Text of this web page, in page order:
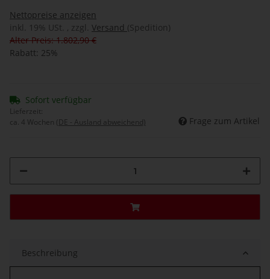
Nettopreise anzeigen
inkl. 19% USt. , zzgl. Versand (Spedition)
Alter Preis: 1.802,90 €
Rabatt: 25%
Sofort verfügbar
Lieferzeit:
ca. 4 Wochen (DE - Ausland abweichend) Frage zum Artikel
Beschreibung